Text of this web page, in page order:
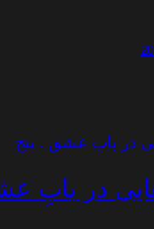
در بابِ